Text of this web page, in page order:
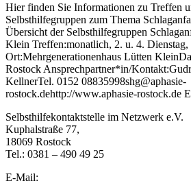
Hier finden Sie Informationen zu Treffen
Selbsthilfegruppen zum Thema
Übersicht der Selbsthilfegruppen
Klein Treffen:monatlich, 2. u. 4.
Ort:Mehrgenerationenhaus Lütten
Rostock Ansprechpartner*in/
KellnerTel. 0152 08835998shg@aphasie-
rostock.dehttp://www.aphasie-rostock.de
Selbsthilfekontaktstelle im Netzwerk e.V.
Kuphalstraße 77,
18069 Rostock
Tel.: 0381 – 490 49 25
E-Mail: